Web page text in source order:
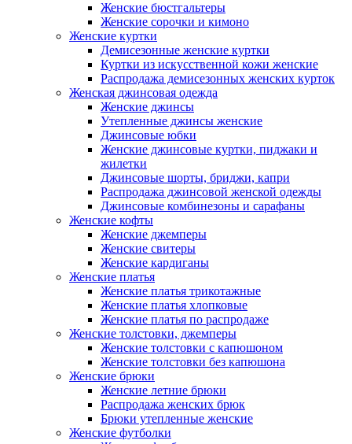
Женские бюстгальтеры
Женские сорочки и кимоно
Женские куртки
Демисезонные женские куртки
Куртки из искусственной кожи женские
Распродажа демисезонных женских курток
Женская джинсовая одежда
Женские джинсы
Утепленные джинсы женские
Джинсовые юбки
Женские джинсовые куртки, пиджаки и
жилетки
Джинсовые шорты, бриджи, капри
Распродажа джинсовой женской одежды
Джинсовые комбинезоны и сарафаны
Женские кофты
Женские джемперы
Женские свитеры
Женские кардиганы
Женские платья
Женские платья трикотажные
Женские платья хлопковые
Женские платья по распродаже
Женские толстовки, джемперы
Женские толстовки с капюшоном
Женские толстовки без капюшона
Женские брюки
Женские летние брюки
Распродажа женских брюк
Брюки утепленные женские
Женские футболки